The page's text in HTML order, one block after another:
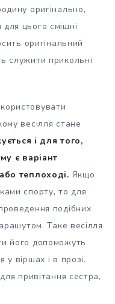
оригінально,
цього смішні
оригінальний
служити прикольні
весілля стане
і для того,
є варіант
теплоході. Якщо
спорту, то для
подібних
Таке весілля
його допоможуть
у віршах і в прозі.
привітання сестра,